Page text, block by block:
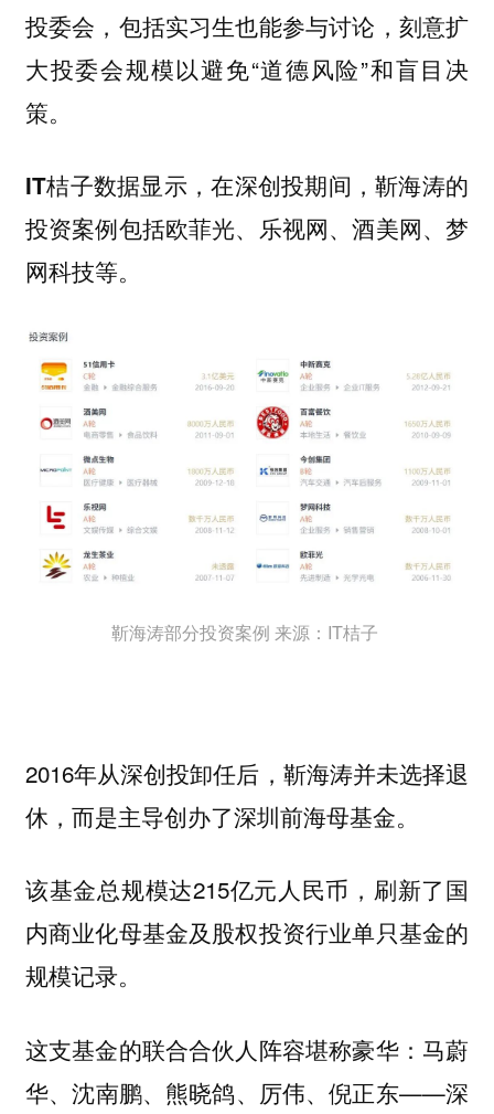
投委会，包括实习生也能参与讨论，刻意扩
大投委会规模以避免“道德风险”和盲目决
策。
IT桔子数据显示，在深创投期间，靳海涛的
投资案例包括欧菲光、乐视网、酒美网、梦
网科技等。
靳海涛部分投资案例 来源：IT桔子
2016年从深创投卸任后，靳海涛并未选择退
休，而是主导创办了深圳前海母基金。
该基金总规模达215亿元人民币，刷新了国
内商业化母基金及股权投资行业单只基金的
规模记录。
这支基金的联合合伙人阵容堪称豪华：马蔚
华、沈南鹏、熊晓鸽、厉伟、倪正东——深